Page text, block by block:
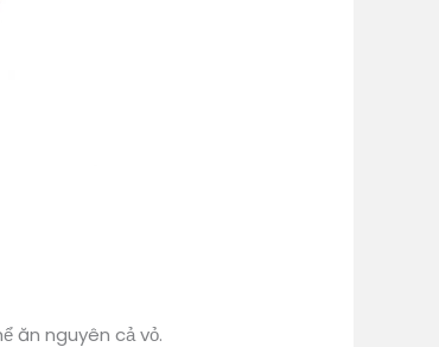
ăn nguyên cả vỏ.